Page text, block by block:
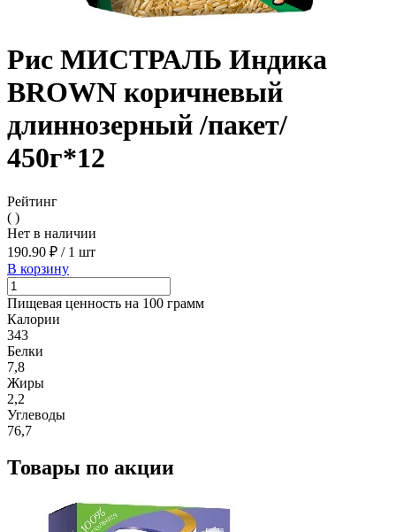
Рис МИСТРАЛЬ Индика
BROWN коричневый
длиннозерный /пакет/
450г*12
Рейтинг
( )
Нет в наличии
190.90 ₽ /1 шт
В корзину
Пищевая ценность на 100 грамм
Калории
343
Белки
7,8
Жиры
2,2
Углеводы
76,7
Товары по акции